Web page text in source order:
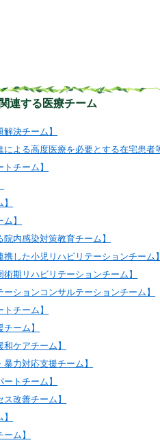
連する医療チーム
決チーム】
よる高度医療を必要とする在宅患者
チーム】
】
内感染対策教育チーム】
した小児リハビリテーションチーム】
期リハビリテーションチーム】
ションコンサルテーションチーム】
チーム】
ーム】
ケアチーム】
力対応支援チーム】
トチーム】
改善チーム】
ム】